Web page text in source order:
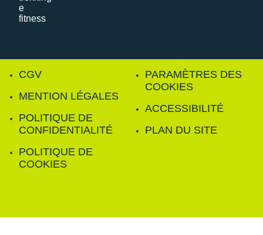
CGV
MENTION LÉGALES
POLITIQUE DE
CONFIDENTIALITÉ
POLITIQUE DE
COOKIES
PARAMÈTRES DES
COOKIES
ACCESSIBILITÉ
PLAN DU SITE